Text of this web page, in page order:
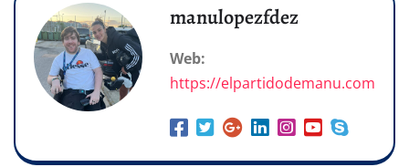
manulopezfdez
Web:
https://elpartidodemanu.com